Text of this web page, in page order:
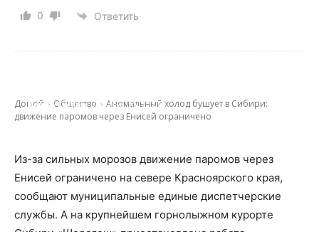
0 Ответить